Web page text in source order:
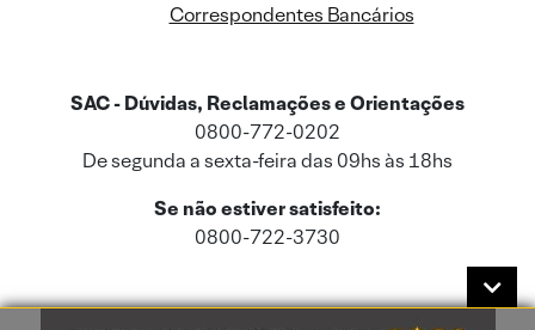
Correspondentes Bancários
SAC - Dúvidas, Reclamações e Orientações
0800-772-0202
De segunda a sexta-feira das 09hs às 18hs
Se não estiver satisfeito:
0800-722-3730